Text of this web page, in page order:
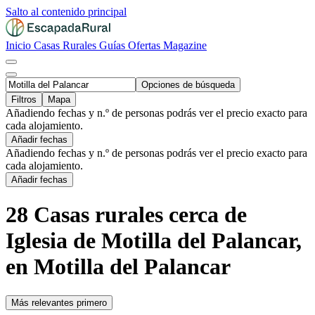
Salto al contenido principal
Inicio Casas Rurales Guías Ofertas Magazine
Opciones de búsqueda
Filtros
Mapa
Añadiendo fechas y n.º de personas podrás ver el precio exacto para
cada alojamiento.
Añadir fechas
Añadiendo fechas y n.º de personas podrás ver el precio exacto para
cada alojamiento.
Añadir fechas
28 Casas rurales cerca de
Iglesia de Motilla del Palancar,
en Motilla del Palancar
Más relevantes primero